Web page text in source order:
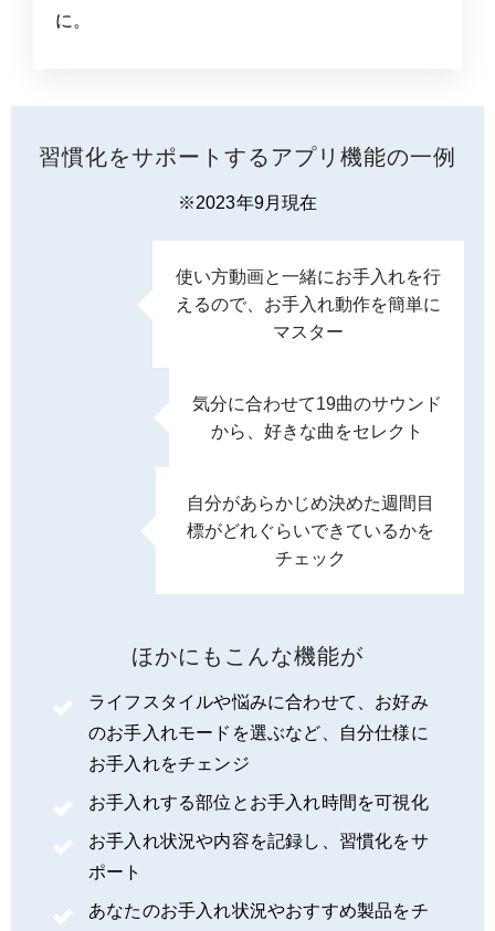
に。
習慣化をサポートするアプリ機能の一例
※2023年9月現在
使い方動画と一緒にお手入れを行
えるので、お手入れ動作を簡単に
マスター
気分に合わせて19曲のサウンド
から、好きな曲をセレクト
自分があらかじめ決めた週間目
標がどれぐらいできているかを
チェック
ほかにもこんな機能が
ライフスタイルや悩みに合わせて、お好み
のお手入れモードを選ぶなど、自分仕様に
お手入れをチェンジ
お手入れする部位とお手入れ時間を可視化
お手入れ状況や内容を記録し、習慣化をサ
ポート
あなたのお手入れ状況やおすすめ製品をチ